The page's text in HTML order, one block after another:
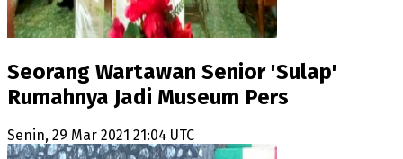
Seorang Wartawan Senior 'Sulap'
Rumahnya Jadi Museum Pers
Senin, 29 Mar 2021 21:04 UTC